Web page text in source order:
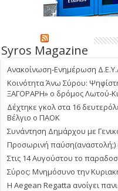
Syros Magazine
Ανακοίνωση-Ενημέρωση
Κοινότητα Άνω Σύρου:
ΞΑΓΟΡΑΡΗ» ο δρόμος Λωτού-
Δέχτηκε γκολ στα 16
Βέλγιο ο ΠΑΟΚ
Συνάντηση Δημάρχου με
Προσωρινή
Στις 14 Αυγούστου το
Σύρος: Μνημόσυνο την
Η Aegean Regatta ανοίγει